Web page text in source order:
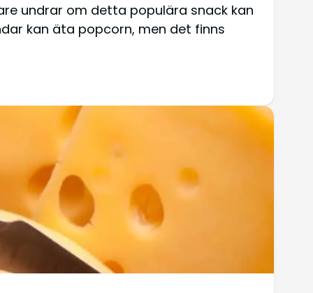
undrar om detta populära snack kan
kan äta popcorn, men det finns